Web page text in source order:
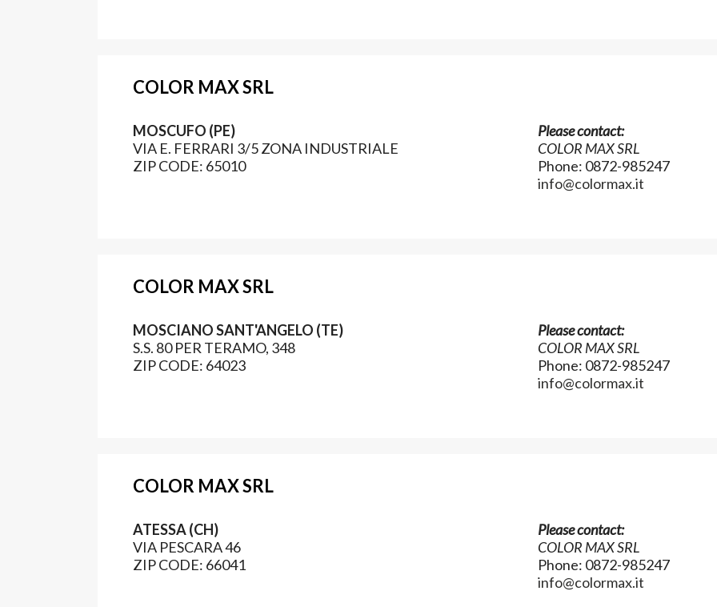
COLOR MAX SRL
MOSCUFO (PE)
VIA E. FERRARI 3/5 ZONA INDUSTRIALE
ZIP CODE: 65010
Please contact:
COLOR MAX SRL
Phone: 0872-985247
info@colormax.it
COLOR MAX SRL
MOSCIANO SANT'ANGELO (TE)
S.S. 80 PER TERAMO, 348
ZIP CODE: 64023
Please contact:
COLOR MAX SRL
Phone: 0872-985247
info@colormax.it
COLOR MAX SRL
ATESSA (CH)
VIA PESCARA 46
ZIP CODE: 66041
Please contact:
COLOR MAX SRL
Phone: 0872-985247
info@colormax.it